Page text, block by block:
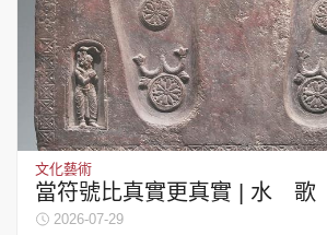
文化藝術
當符號比真實更真實 | 水 歌
2026-07-29